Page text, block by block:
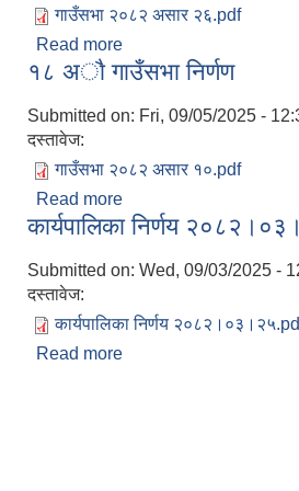
गाउँसभा २०८२ असार २६.pdf
Read more
१८ अाै गाउँसभा निर्णण
Submitted on: Fri, 09/05/2025 -
दस्तावेज:
गाउँसभा २०८२ असार १०.pdf
Read more
कार्यपालिका निर्णय
Submitted on: Wed, 09/03/2025 -
दस्तावेज:
कार्यपालिका निर्णय
Read more